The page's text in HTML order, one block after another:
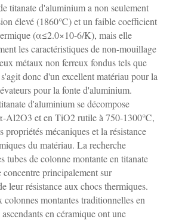
titanate d'aluminium a non seulement
élevé (1860℃) et un faible coefficient
(α≤2.0×10-6/K), mais elle
les caractéristiques de non-mouillage
métaux non ferreux fondus tels que
donc d'un excellent matériau pour la
pour la fonte d'aluminium.
d'aluminium se décompose
Al2O3 et en TiO2 rutile à 750-1300℃,
propriétés mécaniques et la résistance
du matériau. La recherche
tubes de colonne montante en titanate
principalement sur
leur résistance aux chocs thermiques.
colonnes montantes traditionnelles en
en céramique ont une